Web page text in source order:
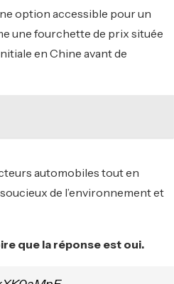
option accessible pour un
une fourchette de prix située
en Chine avant de
automobiles tout en
de l’environnement et
que la réponse est oui.